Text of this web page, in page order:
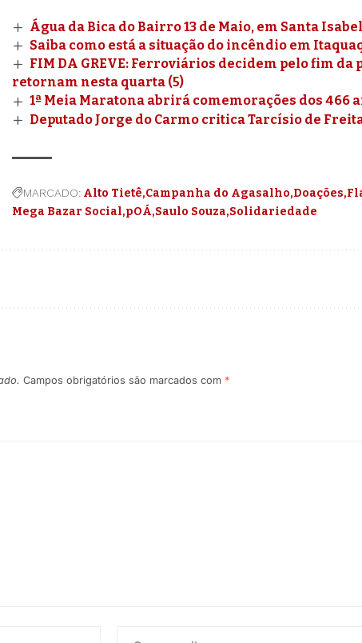
Água da Bica do Bairro 13 de Maio, em Santa
Saiba como está a situação do incêndio em
FIM DA GREVE: Ferroviários decidem pelo fim
retornam nesta quarta (5)
1ª Meia Maratona abrirá comemorações dos 466
Deputado Jorge do Carmo critica Tarcísio de
MARCADO: Alto Tietê Campanha do Agasalho Doações
Mega Bazar Social pOÁ Saulo Souza Solidariedade
Campos obrigatórios são marcados com *